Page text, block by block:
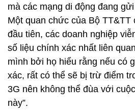
mà các mạng di động đang
Một quan chức của Bộ TT&TT
đầu tiên, các doanh nghiệp
số liệu chính xác nhất liên
mình bởi họ hiểu rằng nếu có
xác, rất có thể sẽ bị trừ điểm
3G nên không thể đùa với
này”.